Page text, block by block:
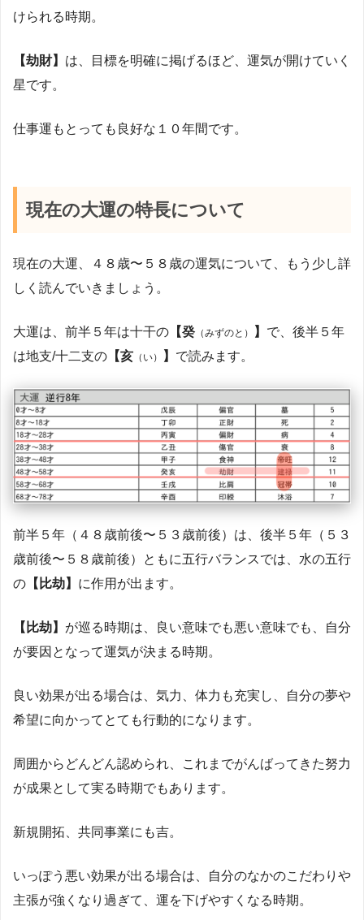
けられる時期。
【劫財】 は、目標を明確に掲げるほど、運気が開けていく
星です。
仕事運もとっても良好な１０年間です。
現在の大運の特長について
現在の大運、４８歳〜５８歳の運気について、もう少し詳
しく読んでいきましょう。
大運は、前半５年は十干の 【癸 （みずのと） 】 で、後半５年
は地支/十二支の 【亥 （い） 】 で読みます。
前半５年（４８歳前後〜５３歳前後）は、後半５年（５３
歳前後〜５８歳前後）ともに五行バランスでは、水の五行
の 【比劫】 に作用が出ます。
【比劫】 が巡る時期は、良い意味でも悪い意味でも、自分
が要因となって運気が決まる時期。
良い効果が出る場合は、気力、体力も充実し、自分の夢や
希望に向かってとても行動的になります。
周囲からどんどん認められ、これまでがんばってきた努力
が成果として実る時期でもあります。
新規開拓、共同事業にも吉。
いっぽう悪い効果が出る場合は、自分のなかのこだわりや
主張が強くなり過ぎて、運を下げやすくなる時期。